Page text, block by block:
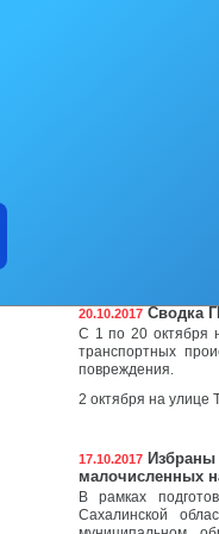
20.10.2017 Сводка
С 1 по 20 октября
транспортных
повреждения.
2 октября на улице
17.10.2017 Избраны
малочисленных
В рамках
Сахалинской